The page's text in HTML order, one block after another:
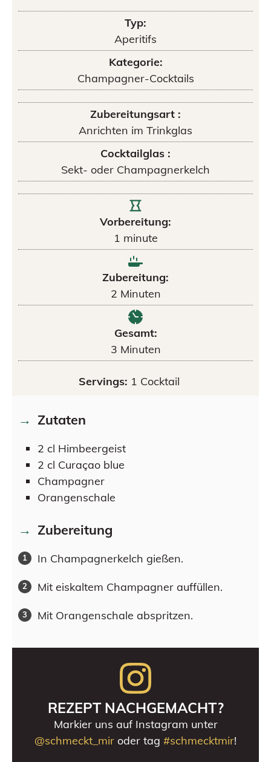
Typ:
Aperitifs
Kategorie:
Champagner-Cocktails
Zubereitungsart :
Anrichten im Trinkglas
Cocktailglas :
Sekt- oder Champagnerkelch
Vorbereitung:
1 minute
Zubereitung:
2 Minuten
Gesamt:
3 Minuten
Servings: 1 Cocktail
Zutaten
2 cl Himbeergeist
2 cl Curaçao blue
Champagner
Orangenschale
Zubereitung
In Champagnerkelch gießen.
Mit eiskaltem Champagner auffüllen.
Mit Orangenschale abspritzen.
REZEPT NACHGEMACHT?
Markier uns auf Instagram unter
@schmeckt_mir oder tag #schmecktmir!